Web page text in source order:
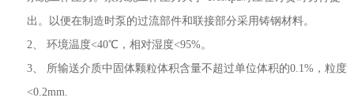
出。以便在制造时泵的过流部件和联接部分采用铸钢材料。
2、 环境温度<40℃，相对湿度<95%。
3、 所输送介质中固体颗粒体积含量不超过单位体积的0.1%，粒度
<0.2mm.